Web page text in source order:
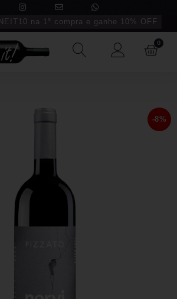
na 1ª compra e ganhe 10% OFF
0
-8%